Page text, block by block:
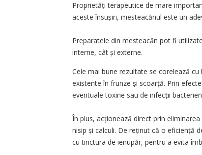
Proprietăți terapeutice de mare
aceste însușiri, mesteacănul este un
Preparatele din mesteacăn pot fi
interne, cât și externe.
Cele mai bune rezultate se corelează
existente în frunze și scoarță. Prin
eventuale toxine sau de infecții
În plus, acționează direct prin
nisip și calculi. De reținut că o eficiență
cu tinctura de ienupăr, pentru a evita